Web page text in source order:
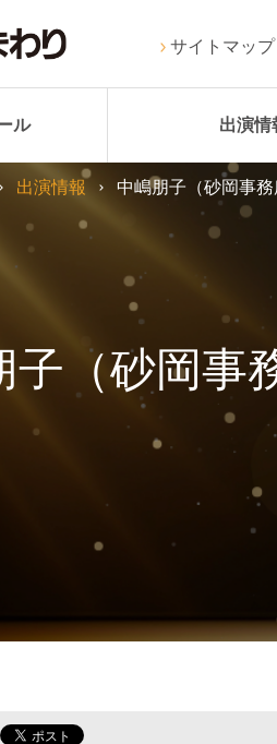
サイトマップ
ル 出演情
子（砂岡
出演情報 中嶋朋子（砂岡事